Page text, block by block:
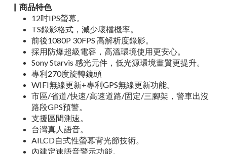
▏商品特色
12吋IPS螢幕。
TS錄影格式，減少壞檔機率。
前後1080P 30FPS 高解析度錄影。
採用防爆超級電容，高溫環境使用更安心。
Sony Starvis 感光元件，低光源環境畫質更提升。
專利270度旋轉鏡頭
WIFI無線更新+專利GPS無線更新功能。
市區/省道/快速/高速道路/固定/三腳架，警車出沒
路段GPS預警。
支援區間測速。
台灣真人語音。
AILCD自式性螢幕背光節技術。
內建定速語音警示功能。